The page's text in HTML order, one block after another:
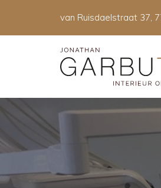
van Ruisdaelstraat 37,